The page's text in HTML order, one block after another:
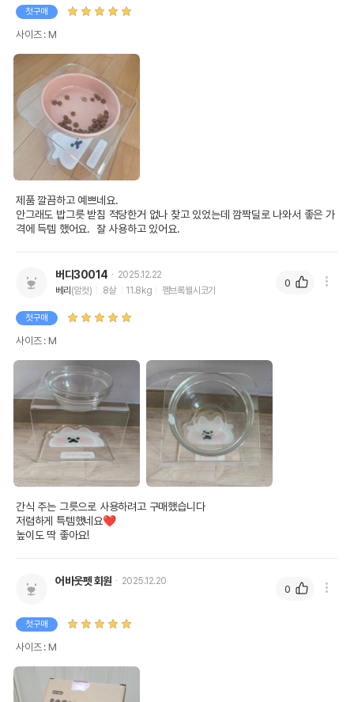
첫구매
사이즈 : M
제품 깔끔하고 예쁘네요.
안그래도 밥그릇 받침 적당한거 없나 찾고 있었는데 깜짝딜로 나와서 좋은 가
격에 득템 했어요.  잘 사용하고 있어요.
버디30014
2025.12.22
베리 (암컷) 8살 11.8kg 펨브록웰시코기
첫구매
사이즈 : M
간식 주는 그릇으로 사용하려고 구매했습니다
저렴하게 특템했네요❤️
높이도 딱 좋아요!
0
어바웃펫 회원 2025.12.20
첫구매
사이즈 : M
0